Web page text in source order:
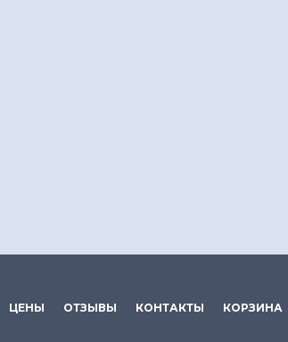
ЦЕНЫ ОТЗЫВЫ КОНТАКТЫ КОРЗИНА